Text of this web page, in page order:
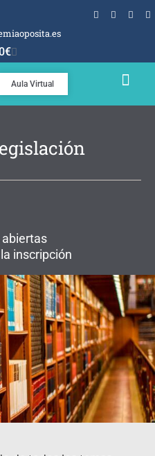
€
Aula Virtual
abiertas
inscripción